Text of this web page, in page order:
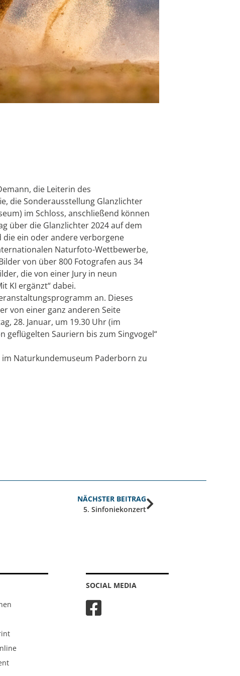
die Leiterin des
die Sonderausstellung Glanzlichter
im Schloss, anschließend können
über die Glanzlichter 2024 auf dem
ein oder andere verborgene
Naturfoto-Wettbewerbe,
von über 800 Fotografen aus 34
die von einer Jury in neun
KI ergänzt“ dabei.
an. Dieses
von einer ganz anderen Seite
28. Januar, um 19.30 Uhr (im
geflügelten Sauriern bis zum Singvogel“
im Naturkundemuseum Paderborn zu
NÄCHSTER BEITRAG
5. Sinfoniekonzert
SOCIAL MEDIA